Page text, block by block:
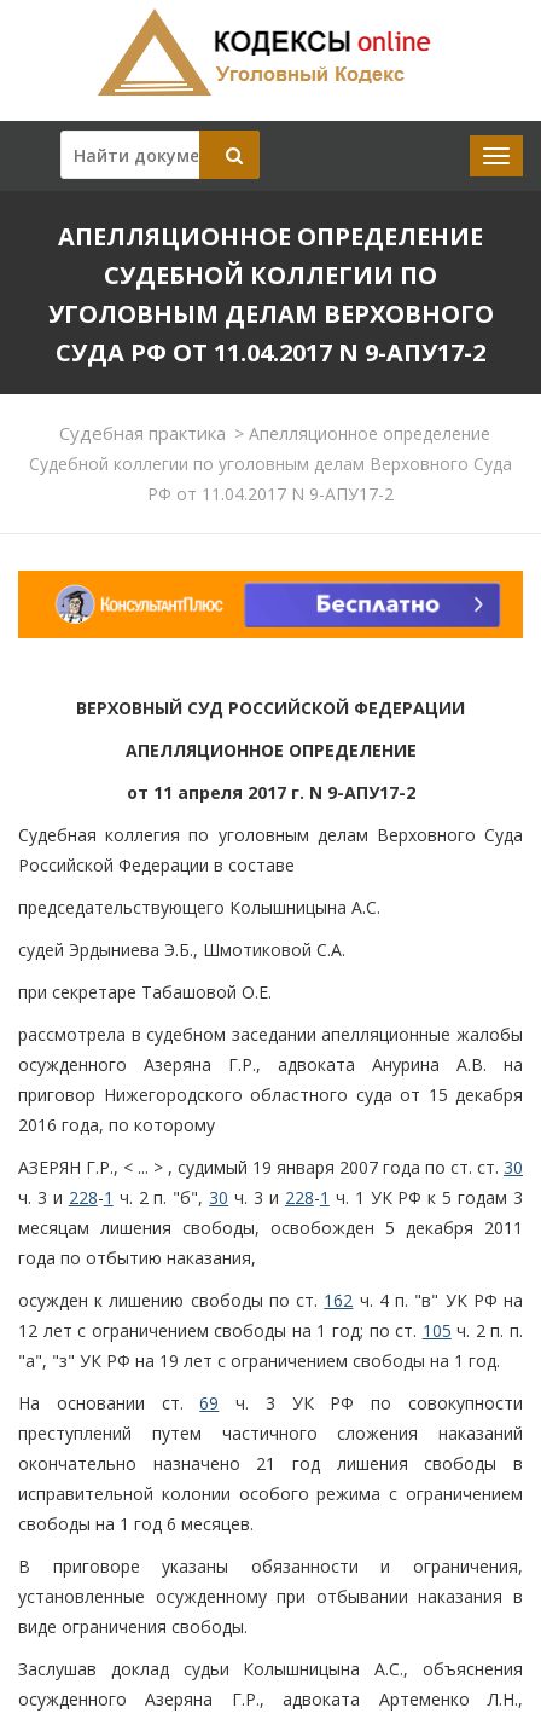
АПЕЛЛЯЦИОННОЕ ОПРЕДЕЛЕНИЕ
СУДЕБНОЙ КОЛЛЕГИИ ПО
УГОЛОВНЫМ ДЕЛАМ ВЕРХОВНОГО
СУДА РФ ОТ 11.04.2017 N 9-АПУ17-2
Судебная практика > Апелляционное определение
Судебной коллегии по уголовным делам Верховного Суда
РФ от 11.04.2017 N 9-АПУ17-2
ВЕРХОВНЫЙ СУД РОССИЙСКОЙ ФЕДЕРАЦИИ
АПЕЛЛЯЦИОННОЕ ОПРЕДЕЛЕНИЕ
от 11 апреля 2017 г. N 9-АПУ17-2
Судебная коллегия по уголовным делам Верховного Суда
Российской Федерации в составе
председательствующего Колышницына А.С.
судей Эрдыниева Э.Б., Шмотиковой С.А.
при секретаре Табашовой О.Е.
рассмотрела в судебном заседании апелляционные жалобы
осужденного Азеряна Г.Р., адвоката Анурина А.В. на
приговор Нижегородского областного суда от 15 декабря
2016 года, по которому
АЗЕРЯН Г.Р., < ... > , судимый 19 января 2007 года по ст. ст. 30
ч. 3 и 228-1 ч. 2 п. "б",30 ч. 3 и 228-1 ч. 1 УК РФ к 5 годам 3
месяцам лишения свободы, освобожден 5 декабря 2011
года по отбытию наказания,
осужден к лишению свободы по ст. 162 ч. 4 п. "в" УК РФ на
12 лет с ограничением свободы на 1 год; по ст. 105 ч. 2 п. п.
"а", "з" УК РФ на 19 лет с ограничением свободы на 1 год.
На основании ст.69 ч. 3 УК РФ по совокупности
преступлений путем частичного сложения наказаний
окончательно назначено 21 год лишения свободы в
исправительной колонии особого режима с ограничением
свободы на 1 год 6 месяцев.
В приговоре указаны обязанности и ограничения,
установленные осужденному при отбывании наказания в
виде ограничения свободы.
Заслушав доклад судьи Колышницына А.С., объяснения
осужденного Азеряна Г.Р., адвоката Артеменко Л.Н.,